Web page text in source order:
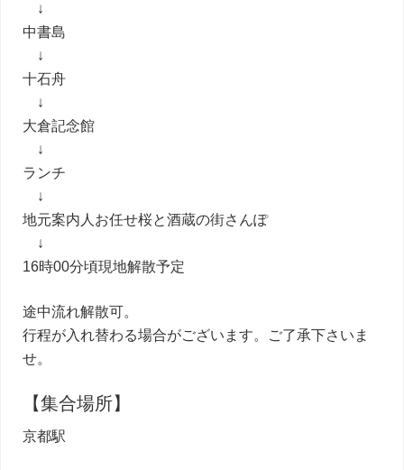
↓
中書島
↓
十石舟
↓
大倉記念館
↓
ランチ
↓
地元案内人お任せ桜と酒蔵の街さんぽ
↓
16時00分頃現地解散予定
途中流れ解散可。
行程が入れ替わる場合がございます。ご了承下さいま
せ。
【集合場所】
京都駅